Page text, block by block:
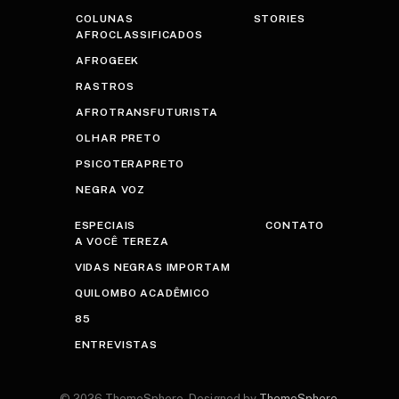
COLUNAS
AFROCLASSIFICADOS
AFROGEEK
RASTROS
AFROTRANSFUTURISTA
OLHAR PRETO
PSICOTERAPRETO
NEGRA VOZ
STORIES
ESPECIAIS
A VOCÊ TEREZA
VIDAS NEGRAS IMPORTAM
QUILOMBO ACADÊMICO
85
ENTREVISTAS
CONTATO